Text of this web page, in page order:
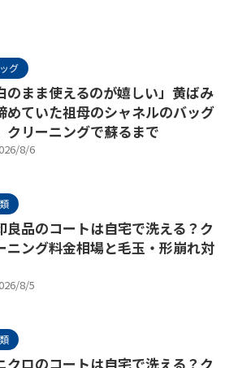
グ
のまま使えるのが嬉しい」黄ばみ
めていた祖母のシャネルのバッグ
クリーニングで蘇るまで
8/6
良品のコートは自宅で洗える？ク
ニング料金相場と毛玉・形崩れ対
8/5
クロのコートは自宅で洗える？ク